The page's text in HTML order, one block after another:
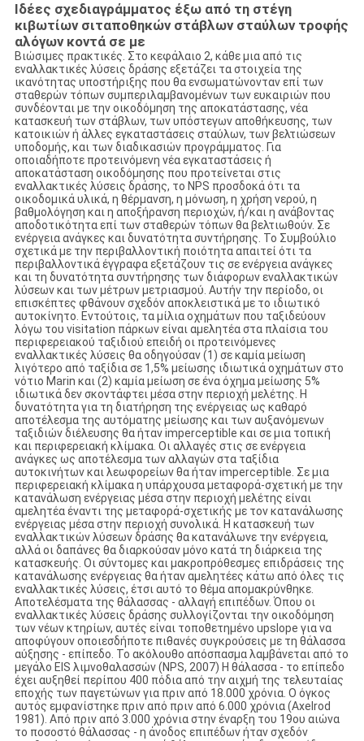
Ιδέες σχεδιαγράμματος έξω από τη στέγη
κιβωτίων σιταποθηκών στάβλων σταύλων τροφής
αλόγων κοντά σε με
Βιώσιμες πρακτικές. Στο κεφάλαιο 2, κάθε μια από τις
εναλλακτικές λύσεις δράσης εξετάζει τα στοιχεία της
ικανότητας υποστήριξης που θα ενσωματώνονταν επί των
σταθερών τόπων συμπεριλαμβανομένων των ευκαιριών που
συνδέονται με την οικοδόμηση της αποκατάστασης, νέα
κατασκευή των στάβλων, των υπόστεγων αποθήκευσης, των
κατοικιών ή άλλες εγκαταστάσεις σταύλων, των βελτιώσεων
υποδομής, και των διαδικασιών προγράμματος. Για
οποιαδήποτε προτεινόμενη νέα εγκαταστάσεις ή
αποκατάσταση οικοδόμησης που προτείνεται στις
εναλλακτικές λύσεις δράσης, το NPS προσδοκά ότι τα
οικοδομικά υλικά, η θέρμανση, η μόνωση, η χρήση νερού, η
βαθμολόγηση και η αποξήρανση περιοχών, ή/και η ανάβοντας
αποδοτικότητα επί των σταθερών τόπων θα βελτιωθούν. Σε
ενέργεια ανάγκες και δυνατότητα συντήρησης. Το Συμβούλιο
σχετικά με την περιβαλλοντική ποιότητα απαιτεί ότι τα
περιβαλλοντικά έγγραφα εξετάζουν τις σε ενέργεια ανάγκες
και τη δυνατότητα συντήρησης των διάφορων εναλλακτικών
λύσεων και των μέτρων μετριασμού. Αυτήν την περίοδο, οι
επισκέπτες φθάνουν σχεδόν αποκλειστικά με το ιδιωτικό
αυτοκίνητο. Εντούτοις, τα μίλια οχημάτων που ταξιδεύουν
λόγω του visitation πάρκων είναι αμελητέα στα πλαίσια του
περιφερειακού ταξιδιού επειδή οι προτεινόμενες
εναλλακτικές λύσεις θα οδηγούσαν (1) σε καμία μείωση
λιγότερο από ταξίδια σε 1,5% μείωσης ιδιωτικά οχημάτων στο
νότιο Marin και (2) καμία μείωση σε ένα όχημα μείωσης 5%
ιδιωτικά δεν σκοντάφτει μέσα στην περιοχή μελέτης. Η
δυνατότητα για τη διατήρηση της ενέργειας ως καθαρό
αποτέλεσμα της αυτόματης μείωσης και των αυξανόμενων
ταξιδιών διέλευσης θα ήταν imperceptible και σε μια τοπική
και περιφερειακή κλίμακα. Οι αλλαγές στις σε ενέργεια
ανάγκες ως αποτέλεσμα των αλλαγών στα ταξίδια
αυτοκινήτων και λεωφορείων θα ήταν imperceptible. Σε μια
περιφερειακή κλίμακα η υπάρχουσα μεταφορά-σχετική με την
κατανάλωση ενέργειας μέσα στην περιοχή μελέτης είναι
αμελητέα έναντι της μεταφορά-σχετικής με τον κατανάλωσης
ενέργειας μέσα στην περιοχή συνολικά. Η κατασκευή των
εναλλακτικών λύσεων δράσης θα κατανάλωνε την ενέργεια,
αλλά οι δαπάνες θα διαρκούσαν μόνο κατά τη διάρκεια της
κατασκευής. Οι σύντομες και μακροπρόθεσμες επιδράσεις της
κατανάλωσης ενέργειας θα ήταν αμελητέες κάτω από όλες τις
εναλλακτικές λύσεις, έτσι αυτό το θέμα απομακρύνθηκε.
Αποτελέσματα της θάλασσας - αλλαγή επιπέδων. Όπου οι
εναλλακτικές λύσεις δράσης συλλογίζονται την οικοδόμηση
των νέων κτηρίων, αυτές είναι τοποθετημένο upslope για να
αποφύγουν οποιεσδήποτε πιθανές συγκρούσεις με τη θάλασσα
αύξησης - επίπεδο. Το ακόλουθο απόσπασμα λαμβάνεται από το
μεγάλο EIS λιμνοθαλασσών (NPS, 2007) Η θάλασσα - το επίπεδο
έχει αυξηθεί περίπου 400 πόδια από την αιχμή της τελευταίας
εποχής των παγετώνων για πριν από 18.000 χρόνια. Ο όγκος
αυτός εμφανίστηκε πριν από πριν από 6.000 χρόνια (Axelrod
1981). Από πριν από 3.000 χρόνια στην έναρξη του 19ου αιώνα
το ποσοστό θάλασσας - η άνοδος επιπέδων ήταν σχεδόν